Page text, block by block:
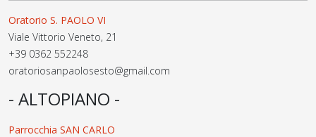
Oratorio S. PAOLO VI
Viale Vittorio Veneto, 21
+39 0362 552248
oratoriosanpaolosesto@gmail.com
- ALTOPIANO -
Parrocchia SAN CARLO